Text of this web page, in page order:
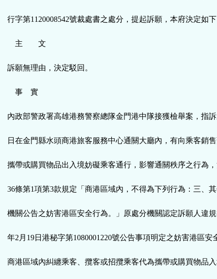
行字第1120008542號裁處書之處分，提起訴願，本府決定如
主 文
訴願無理由，決定駁回。
事 實
內政部警政署高雄港務警察總隊金門港中隊接獲檢舉案，指
日在金門縣水頭商港旅客服務中心通關大廳內，有向乘客銷
攜帶或購買物品出入境妨礙乘客通行，影響通關秩序之行為
36條第1項第3款規定「商港區域內，不得為下列行為：三、
機關公告之妨害港區安全行為。」原處分機關認定訴願人違
年2月19日港秘字第1080001220號公告事項明定之妨害港區安
商港區域內糾纏乘客、攬客或招攬乘客代為攜帶或購買物品